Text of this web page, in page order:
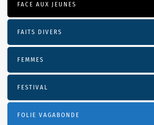
FACE AUX JEUNES
FAITS DIVERS
FEMMES
FESTIVAL
FOLIE VAGABONDE